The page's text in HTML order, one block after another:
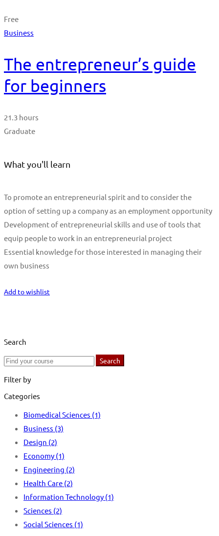
Free
Business
The entrepreneur’s guide
for beginners
21.3 hours
Graduate
What you'll learn
To promote an entrepreneurial spirit and to consider the
option of setting up a company as an employment opportunity
Development of entrepreneurial skills and use of tools that
equip people to work in an entrepreneurial project
Essential knowledge for those interested in managing their
own business
Add to wishlist
Search
Search
Search
Filter by
Categories
Biomedical Sciences (1)
Business (3)
Design (2)
Economy (1)
Engineering (2)
Health Care (2)
Information Technology (1)
Sciences (2)
Social Sciences (1)